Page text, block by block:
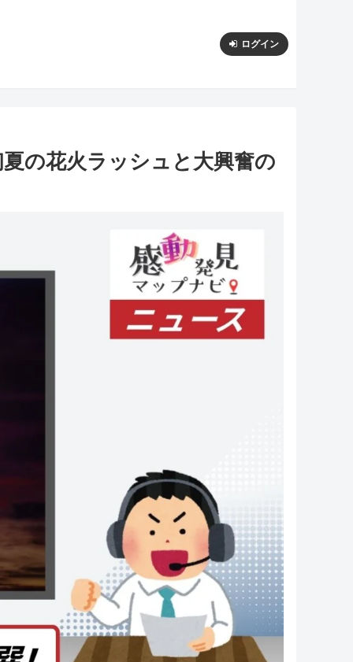
ログイン
の花火ラッシュと大興奮の